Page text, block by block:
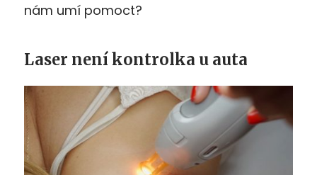
nám umí pomoct?
Laser není kontrolka u auta